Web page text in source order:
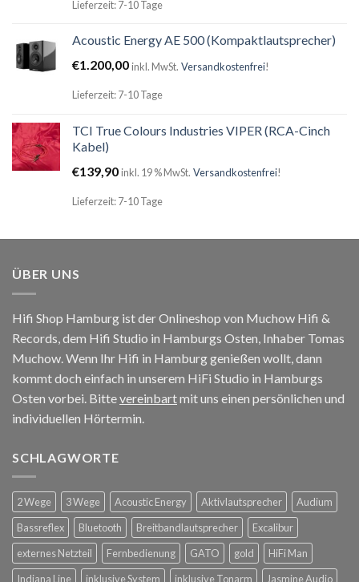
Lieferzeit: 7-10 Tage
Acoustic Energy AE 500 (Kompaktlautsprecher)
€1.200,00inkl. MwSt. Versandkostenfrei!
Lieferzeit: 7-10 Tage
TCI True Colours Industries VIPER (RCA-Cinch
Kabel)
€139,90inkl. 19 % MwSt. Versandkostenfrei!
Lieferzeit: 7-10 Tage
ÜBER UNS
Hifi Shop Hamburg ist der Onlineshop von Muchow Hifi &
Records, dem Hifi Studio in Hamburgs Osten, Inhaber Tomas
Muchow. Wenn Ihr Hifi in Hamburg genießen wollt, dann
kommt doch einfach in unserem HiFi Studio in Hamburgs
Osten vorbei. Bittevereinbartmit uns einen persönlichen und
individuellen Hörtermin.
SCHLAGWORTE
2 Wege 3 Wege Acoustic Energy Aktivlautsprecher
Audium
Bassreflex
Bluetooth Breitbandlautsprecher
Excalibur
externes Netzteil
Fernbedienung GATO gold
HiFi Man
Indiana Line
inklusive System inklusive Tonarm Jasmine Audio